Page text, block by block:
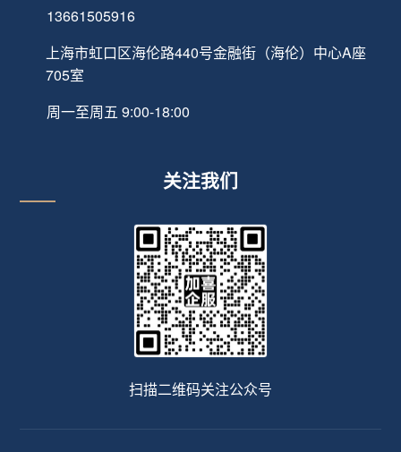
13661505916
上海市虹口区海伦路440号金融街（海伦）中心A座
705室
周一至周五 9:00-18:00
关注我们
扫描二维码关注公众号